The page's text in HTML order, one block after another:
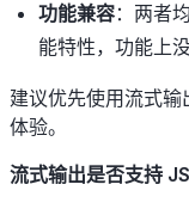
功能兼容：两者
能特性，功能上
建议优先使用流式
体验。
流式输出是否支持